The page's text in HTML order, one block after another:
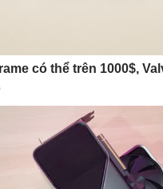
có thể trên 1000$,